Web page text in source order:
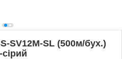
SV12M-SL (500м/бух.)